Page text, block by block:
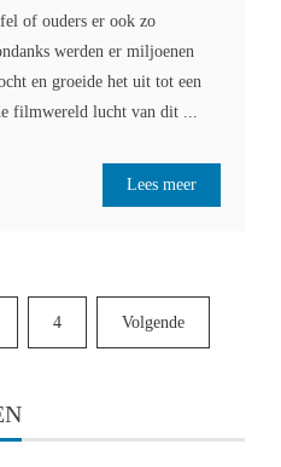
of ouders er ook zo
werden er miljoenen
en groeide het uit tot een
filmwereld lucht van dit ...
Lees meer
4 Volgende